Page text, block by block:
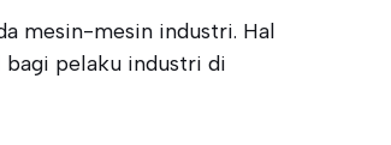
mesin-mesin industri. Hal
pelaku industri di